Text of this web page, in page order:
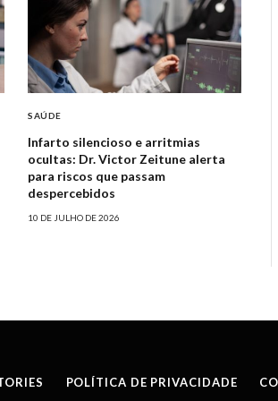
SAÚDE
Infarto silencioso e arritmias
ocultas: Dr. Victor Zeitune alerta
para riscos que passam
despercebidos
10 DE JULHO DE 2026
POLÍTICA DE PRIVACIDADE